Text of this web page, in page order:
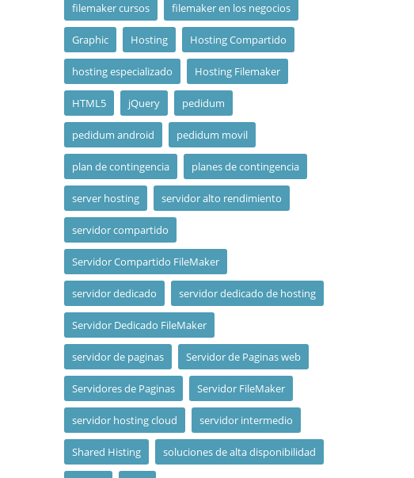
filemaker cursos filemaker en los negocios
Graphic Hosting Hosting Compartido
hosting especializado Hosting Filemaker
HTML5 jQuery pedidum
pedidum android pedidum movil
plan de contingencia planes de contingencia
server hosting servidor alto rendimiento
servidor compartido
Servidor Compartido FileMaker
servidor dedicado servidor dedicado de hosting
Servidor Dedicado FileMaker
servidor de paginas Servidor de Paginas web
Servidores de Paginas Servidor FileMaker
servidor hosting cloud servidor intermedio
Shared Histing soluciones de alta disponibilidad